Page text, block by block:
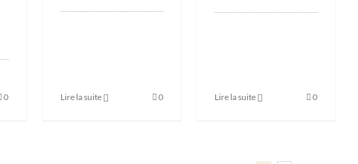
0 Lire la suite 0 Lire la suite 0